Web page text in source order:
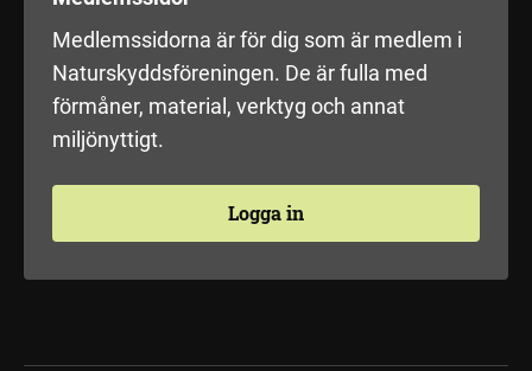
Medlemssidorna är för dig som är medlem i
Naturskyddsföreningen. De är fulla med
förmåner, material, verktyg och annat
miljönyttigt.
Logga in